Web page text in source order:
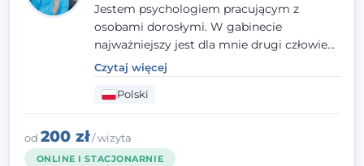
Jestem psychologiem pracującym z
osobami dorosłymi. W gabinecie
najważniejszy jest dla mnie drugi człowiek
- wierzę, że empatia, autentyczność i pełne
zaangażowanie tworzą bezpieczną
przestrzeń, będącą podstawą pracy nad
zmianą. W praktyce korzystam m.in. z
narzędzi Racjonalnej Terapii Zachowania.
Czytaj więcej
Polski
od 200 zł/ wizyta
ONLINE I STACJONARNIE